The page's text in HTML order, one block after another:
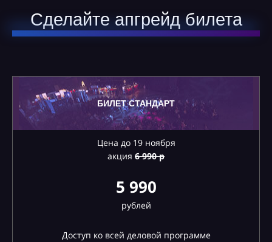
Сделайте апгрейд билета
БИЛЕТ СТАНДАРТ
Цена до 19 ноября
акция 6990 р
5 990
рублей
Доступ ко всей деловой программе